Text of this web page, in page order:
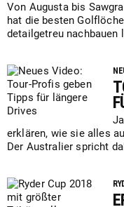
Von Augusta bis
hat die besten
detailgetreu nachbauen
erklären, wie sie alles
Der Australier spricht